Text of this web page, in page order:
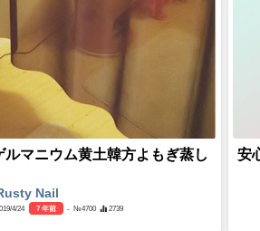
マニウム黄土韓方よもぎ蒸し
Nail
4/24 7 年前 - №4700 2739
安